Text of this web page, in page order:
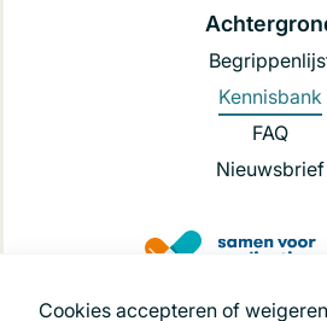
Cookies accepteren of weigeren
Kennisbank
FAQ
Nieuwsbrief